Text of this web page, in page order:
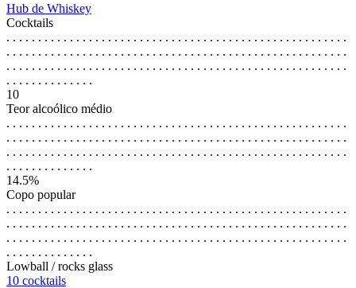
Hub de Whiskey
Cocktails
. . . . . . . . . . . . . . . . . . . . . . . . . . . . . . . . . . . . . . . . . . . . . . . . . . . . . .
. . . . . . . . . . . . . . . . . . . . . . . . . . . . . . . . . . . . . . . . . . . . . . . . . . . . . .
. . . . . . . . . . . . . . . . . . . . . . . . . . . . . . . . . . . . . . . . . . . . . . . . . . . . . .
. . . . . . . . . . . . . .
10
Teor alcoólico médio
. . . . . . . . . . . . . . . . . . . . . . . . . . . . . . . . . . . . . . . . . . . . . . . . . . . . . .
. . . . . . . . . . . . . . . . . . . . . . . . . . . . . . . . . . . . . . . . . . . . . . . . . . . . . .
. . . . . . . . . . . . . . . . . . . . . . . . . . . . . . . . . . . . . . . . . . . . . . . . . . . . . .
. . . . . . . . . . . . . .
14.5%
Copo popular
. . . . . . . . . . . . . . . . . . . . . . . . . . . . . . . . . . . . . . . . . . . . . . . . . . . . . .
. . . . . . . . . . . . . . . . . . . . . . . . . . . . . . . . . . . . . . . . . . . . . . . . . . . . . .
. . . . . . . . . . . . . . . . . . . . . . . . . . . . . . . . . . . . . . . . . . . . . . . . . . . . . .
. . . . . . . . . . . . . .
Lowball / rocks glass
10 cocktails